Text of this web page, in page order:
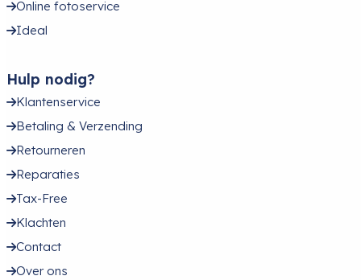
Online fotoservice
Ideal
Hulp nodig?
Klantenservice
Betaling & Verzending
Retourneren
Reparaties
Tax-Free
Klachten
Contact
Over ons